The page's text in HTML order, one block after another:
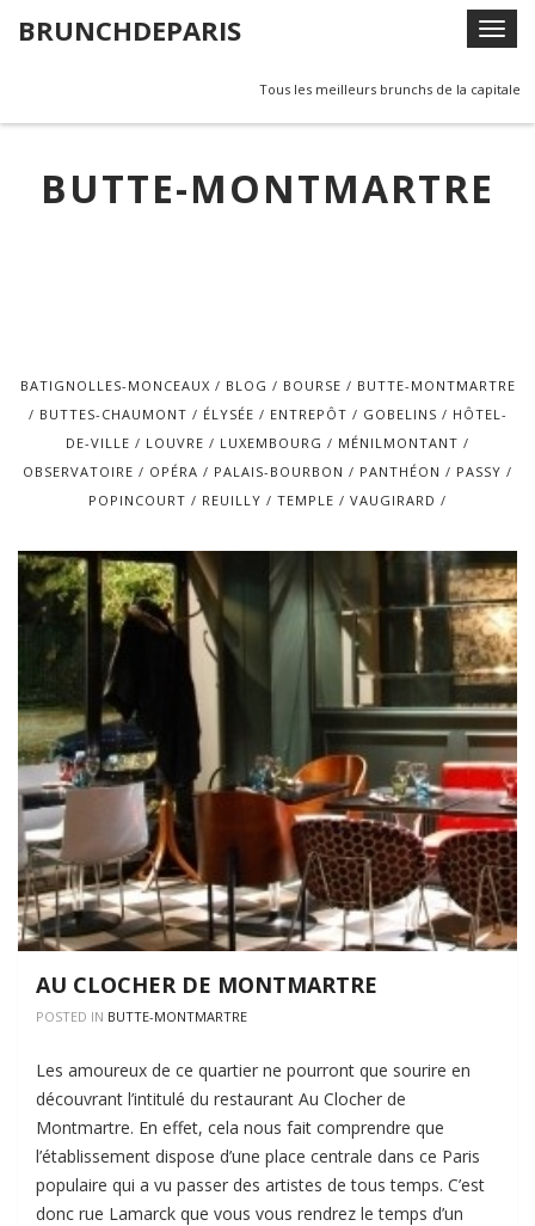
T
g
g
t
i
n
BRUNCHDEPARIS
Tous les meilleurs brunchs de la capitale
BUTTE-MONTMARTRE
BATIGNOLLES-MONCEAUX BLOG BOURSE
BUTTE-MONTMARTRE
BUTTES-CHAUMONT
ÉLYSÉE ENTREPÔT GOBELINS
HÔTEL-
DE-VILLE
LOUVRE LUXEMBOURG
MÉNILMONTANT
OBSERVATOIRE
OPÉRA PALAIS-BOURBON PANTHÉON
PASSY
POPINCOURT
REUILLY TEMPLE VAUGIRARD
AU CLOCHER DE MONTMARTRE
POSTED IN BUTTE-MONTMARTRE
Les amoureux de ce quartier ne pourront que sourire en
découvrant l’intitulé du restaurant Au Clocher de
Montmartre. En effet, cela nous fait comprendre que
l’établissement dispose d’une place centrale dans ce Paris
populaire qui a vu passer des artistes de tous temps. C’est
donc rue Lamarck que vous vous rendrez le temps d’un